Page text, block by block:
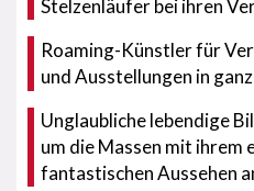
Stelzenläufer bei ihren
Roaming-Künstler für
und Ausstellungen in
Unglaubliche lebendige
um die Massen mit ihrem
fantastischen Aussehen